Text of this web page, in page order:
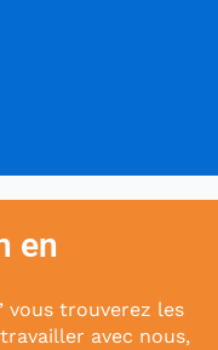
en
vous trouverez les
avec nous,